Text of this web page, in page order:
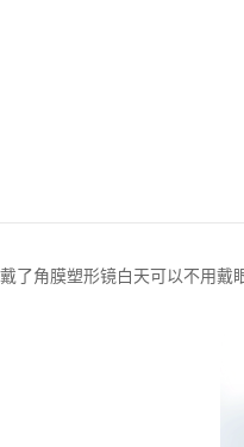
角膜塑形镜白天可以不用戴眼